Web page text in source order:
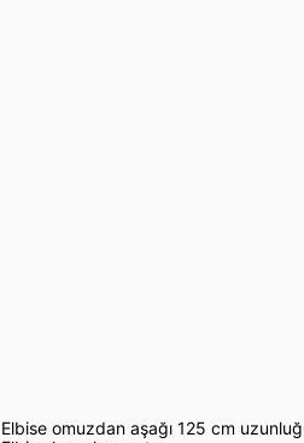
Elbise omuzdan aşağı 125 cm